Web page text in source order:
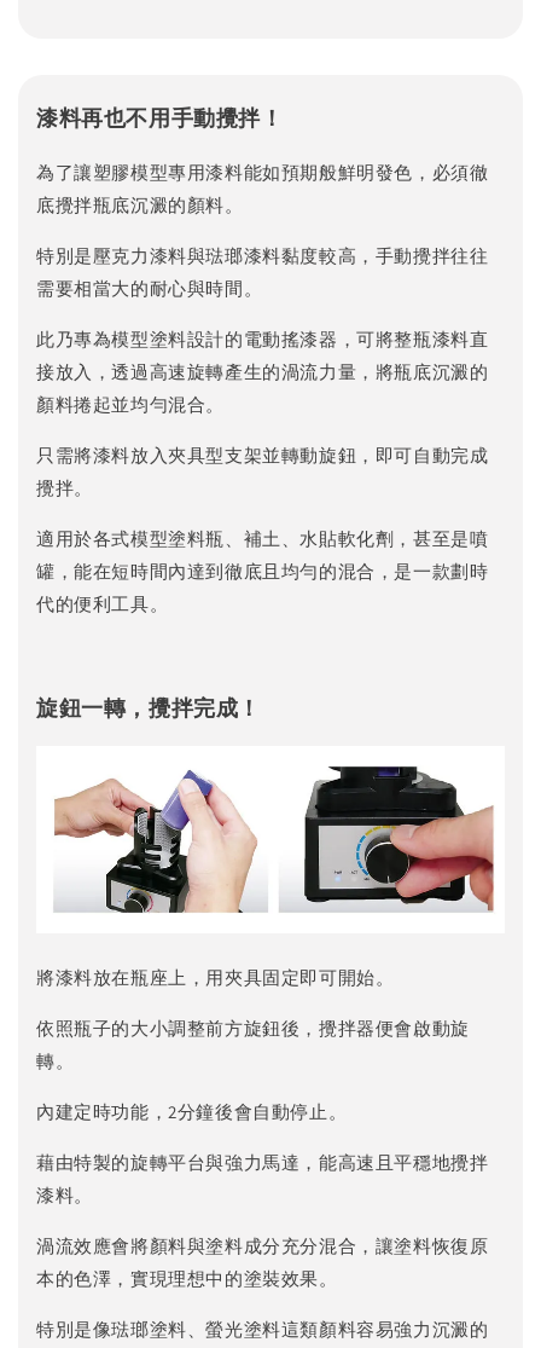
漆料再也不用手動攪拌！
為了讓塑膠模型專用漆料能如預期般鮮明發色，必須徹
底攪拌瓶底沉澱的顏料。
特別是壓克力漆料與琺瑯漆料黏度較高，手動攪拌往往
需要相當大的耐心與時間。
此乃專為模型塗料設計的電動搖漆器，可將整瓶漆料直
接放入，透過高速旋轉產生的渦流力量，將瓶底沉澱的
顏料捲起並均勻混合。
只需將漆料放入夾具型支架並轉動旋鈕，即可自動完成
攪拌。
適用於各式模型塗料瓶、補土、水貼軟化劑，甚至是噴
罐，能在短時間內達到徹底且均勻的混合，是一款劃時
代的便利工具。
旋鈕一轉，攪拌完成！
將漆料放在瓶座上，用夾具固定即可開始。
依照瓶子的大小調整前方旋鈕後，攪拌器便會啟動旋
轉。
內建定時功能，2分鐘後會自動停止。
藉由特製的旋轉平台與強力馬達，能高速且平穩地攪拌
漆料。
渦流效應會將顏料與塗料成分充分混合，讓塗料恢復原
本的色澤，實現理想中的塗裝效果。
特別是像琺瑯塗料、螢光塗料這類顏料容易強力沉澱的